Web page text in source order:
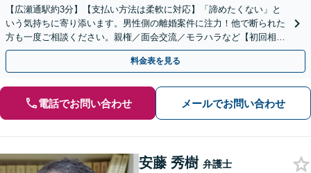
【広瀬通駅約3分】【支払い方法は柔軟に対応】「諦めたくない」と
いう気持ちに寄り添います。男性側の離婚案件に注力！他で断られた
方も一度ご相談ください。親権／面会交流／モラハラなど【初回相談
60分無料】【オンライン相談可能】
料金表を見る
電話でお問い合わせ メールでお問い合わせ
安藤 秀樹 弁護士